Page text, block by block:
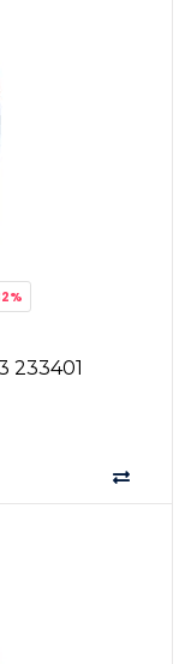
233401